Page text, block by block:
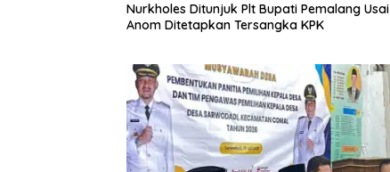
Nurkholes Ditunjuk Plt Bupati Pemalang Usai
Anom Ditetapkan Tersangka KPK